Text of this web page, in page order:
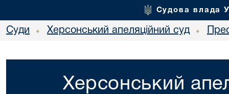
Судова влада
Суди • Херсонський апеляційний суд •
Херсонський